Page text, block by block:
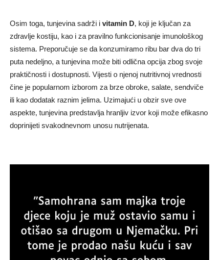
Osim toga, tunjevina sadrži i vitamin D, koji je ključan za
zdravlje kostiju, kao i za pravilno funkcionisanje imunološkog
sistema. Preporučuje se da konzumiramo ribu bar dva do tri
puta nedeljno, a tunjevina može biti odlična opcija zbog svoje
praktičnosti i dostupnosti. Vijesti o njenoj nutritivnoj vrednosti
čine je popularnom izborom za brze obroke, salate, sendviče
ili kao dodatak raznim jelima. Uzimajući u obzir sve ove
aspekte, tunjevina predstavlja hranljiv izvor koji može efikasno
doprinijeti svakodnevnom unosu nutrijenata.